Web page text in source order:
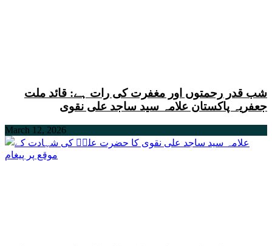
شب قدر رحمتوں اور مغفرت کی رات ہے: قائد ملت
جعفریہ پاکستان علامہ سید ساجد علی نقوی
March 12, 2026